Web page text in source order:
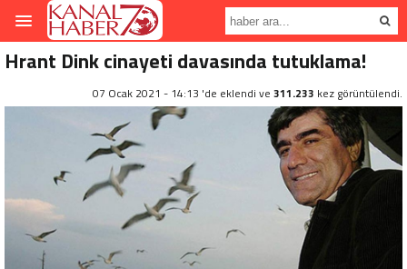
Hrant Dink cinayeti davasında tutuklama!
07 Ocak 2021 - 14:13 'de eklendi ve 311.233 kez görüntülendi.